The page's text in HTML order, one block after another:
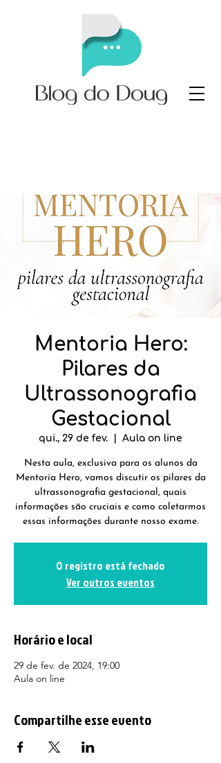
Mentoria Hero:
Pilares da
Ultrassonografia
Gestacional
qui., 29 de fev. Aula on line
Nesta aula, exclusiva para os alunos da
Mentoria Hero, vamos discutir os pilares da
ultrassonografia gestacional, quais
informações são cruciais e como coletarmos
essas informações durante nosso exame.
O registro está fechado
Ver outros eventos
Horário e local
29 de fev. de 2024, 19:00
Aula on line
Compartilhe esse evento